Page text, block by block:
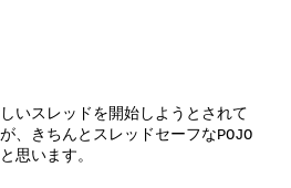
いスレッドを開始しようとされて
、きちんとスレッドセーフなPOJO
思います。